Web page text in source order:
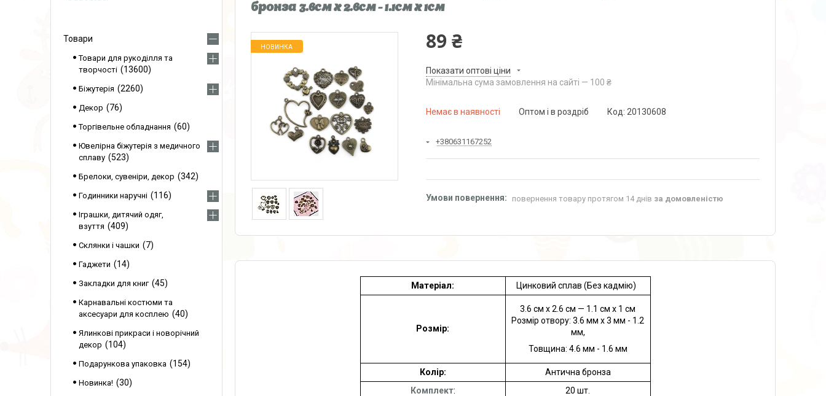
бронза 3.6см x 2.6см - 1.1см x 1см
НОВИНКА 89 ₴
Показати оптові ціни
Мінімальна сума замовлення на сайті — 100 ₴
Немає в наявності Оптом і в роздріб Код: 20130608
+380631167252
повернення товару протягом 14 днів за домовленістю
Матеріал: Цинковий сплав (Без кадмію)
Розмір:
3.6 см x 2.6 см — 1.1 см x 1 см
Розмір отвору: 3.6 мм x 3 мм - 1.2
мм,
Товщина: 4.6 мм - 1.6 мм
Колір:
Антична бронза
Комплект: 20 шт.
Товари
Товари для рукоділля та
творчості
13600
Біжутерія 2260
Декор 76
Торгівельне обладнання 60
Ювелірна біжутерія з медичного
сплаву
523
Брелоки, сувеніри, декор 342
Годинники наручні 116
Іграшки, дитячий одяг,
взуття
409
Склянки і чашки 7
Гаджети 14
Закладки для книг 45
Карнавальні костюми та
аксесуари для косплею
40
Ялинкові прикраси і новорічний
декор
104
Подарункова упаковка 154
Новинка! 30